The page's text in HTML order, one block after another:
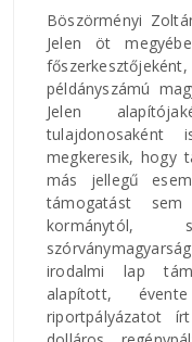
Böszörményi
Jelen öt
példányszámú
Jelen
tulajdonosaként
megkeresik, hogy
más jellegű
támogatást
kormánytól,
irodalmi lap
alapított,
riportpályázatot